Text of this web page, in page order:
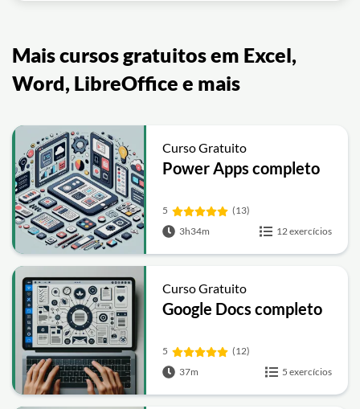
Mais cursos gratuitos em Excel,
Word, LibreOffice e mais
Curso Gratuito
Power Apps completo
5
(13)
3h34m
12 exercícios
Curso Gratuito
Google Docs completo
5
(12)
37m
5 exercícios